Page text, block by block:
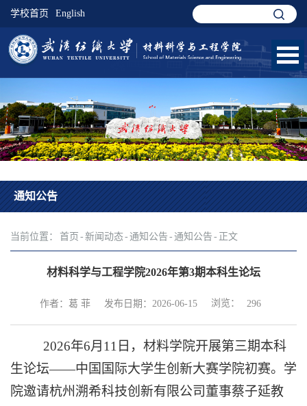
学校首页 English
通知公告
当前位置： 首页 - 新闻动态- 通知公告 - 通知公告 - 正文
材料科学与工程学院2026年第3期本科生论坛
作者：葛 菲 发布日期：2026-06-15 浏览： 296
2026年6月 11 日，材料学院开展第三期本科
生论坛——中国国际大学生创新大赛学院初赛。 学
院邀请杭州溯希科技创新有限公司董事蔡子延教